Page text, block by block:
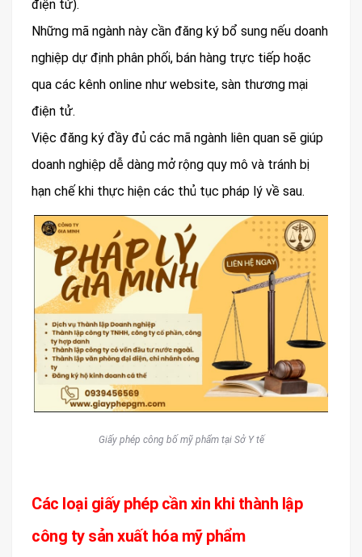
điện tử).
Những mã ngành này cần đăng ký bổ sung nếu doanh
nghiệp dự định phân phối, bán hàng trực tiếp hoặc
qua các kênh online như website, sàn thương mại
điện tử.
Việc đăng ký đầy đủ các mã ngành liên quan sẽ giúp
doanh nghiệp dễ dàng mở rộng quy mô và tránh bị
hạn chế khi thực hiện các thủ tục pháp lý về sau.
Giấy phép công bố mỹ phẩm tại Sở Y tế
Các loại giấy phép cần xin khi thành lập
công ty sản xuất hóa mỹ phẩm